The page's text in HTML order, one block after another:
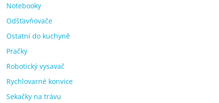
Notebooky
Odšťavňovače
Ostatní do kuchyně
Pračky
Robotický vysavač
Rychlovarné konvice
Sekačky na trávu